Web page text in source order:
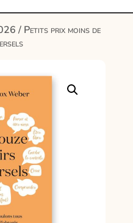
/ Petits prix moins de